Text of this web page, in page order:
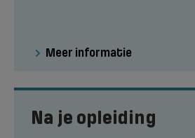
Meer informatie
Na je opleiding